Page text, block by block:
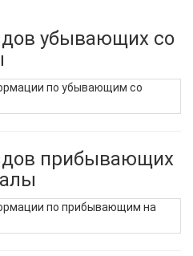
убывающих со
по убывающим со
прибывающих
по прибывающим на